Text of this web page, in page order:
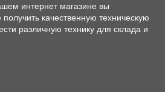
интернет магазине вы
качественную техническую
различную технику для склада и